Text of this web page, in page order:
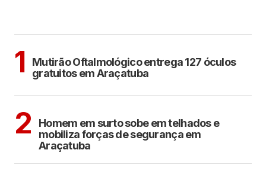
1
Mutirão Oftalmológico entrega 127 óculos
gratuitos em Araçatuba
2
Homem em surto sobe em telhados e
mobiliza forças de segurança em
Araçatuba